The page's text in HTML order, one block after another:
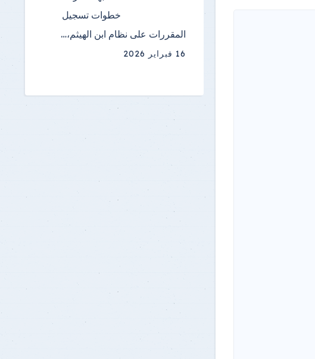
خطوات تسجيل
المقررات على نظام ابن الهيثم،…
16 فبراير 2026